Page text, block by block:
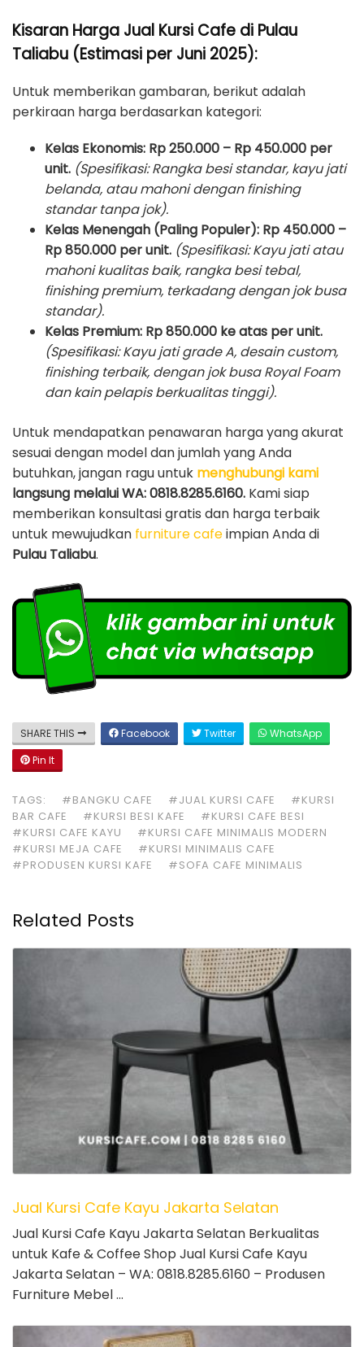
Kisaran Harga Jual Kursi Cafe di Pulau
Taliabu (Estimasi per Juni 2025):
Untuk memberikan gambaran, berikut adalah
perkiraan harga berdasarkan kategori:
Kelas Ekonomis: Rp 250.000 – Rp 450.000 per
unit. (Spesifikasi: Rangka besi standar, kayu jati
belanda, atau mahoni dengan finishing
standar tanpa jok).
Kelas Menengah (Paling Populer): Rp 450.000 –
Rp 850.000 per unit. (Spesifikasi: Kayu jati atau
mahoni kualitas baik, rangka besi tebal,
finishing premium, terkadang dengan jok busa
standar).
Kelas Premium: Rp 850.000 ke atas per unit.
(Spesifikasi: Kayu jati grade A, desain custom,
finishing terbaik, dengan jok busa Royal Foam
dan kain pelapis berkualitas tinggi).
Untuk mendapatkan penawaran harga yang akurat
sesuai dengan model dan jumlah yang Anda
butuhkan, jangan ragu untuk menghubungi kami
langsung melalui WA: 0818.8285.6160. Kami siap
memberikan konsultasi gratis dan harga terbaik
untuk mewujudkan furniture cafeimpian Anda di
Pulau Taliabu.
SHARE THIS Facebook Twitter
WhatsApp
Pin It
TAGS: #BANGKU CAFE #JUAL KURSI CAFE
#KURSI
BAR CAFE
#KURSI BESI KAFE
#KURSI CAFE BESI
#KURSI CAFE KAYU
#KURSI CAFE MINIMALIS MODERN
#KURSI MEJA CAFE
#KURSI MINIMALIS CAFE
#PRODUSEN KURSI KAFE
#SOFA CAFE MINIMALIS
Related Posts
Jual Kursi Cafe Kayu Jakarta Selatan
Jual Kursi Cafe Kayu Jakarta Selatan Berkualitas
untuk Kafe & Coffee Shop Jual Kursi Cafe Kayu
Jakarta Selatan – WA: 0818.8285.6160 – Produsen
Furniture Mebel …